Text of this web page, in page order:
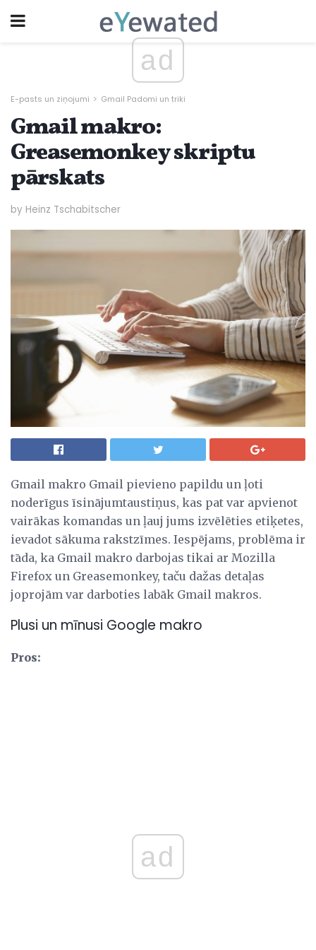
ad
E-pasts un ziņojumi Gmail Padomi un triki
Gmail makro:
Greasemonkey skriptu
pārskats
by Heinz Tschabitscher
Gmail makro Gmail pievieno papildu un ļoti
noderīgus īsinājumtaustiņus, kas pat var apvienot
vairākas komandas un ļauj jums izvēlēties etiķetes,
ievadot sākuma rakstzīmes. Iespējams, problēma ir
tāda, ka Gmail makro darbojas tikai ar Mozilla
Firefox un Greasemonkey, taču dažas detaļas
joprojām var darboties labāk Gmail makros.
Plusi un mīnusi Google makro
Pros:
ad